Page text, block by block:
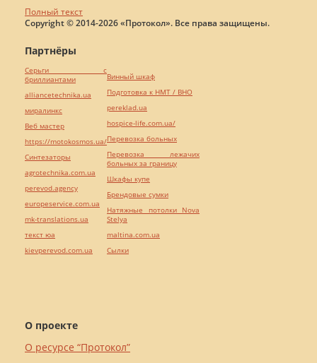
Полный текст
Copyright © 2014-2026 «Протокол». Все права защищены.
О проекте
О ресурсе “Протокол”
Партнёры
Серьги с
бриллиантами
alliancetechnika.ua
миралинкс
Веб мастер
https://motokosmos.ua/
Синтезаторы
agrotechnika.com.ua
perevod.agency
europeservice.com.ua
mk-translations.ua
текст юа
kievperevod.com.ua
Винный шкаф
Подготовка к НМТ / ВНО
pereklad.ua
hospice-life.com.ua/
Перевозка больных
Перевозка лежачих
больных за границу
Шкафы купе
Брендовые сумки
Натяжные потолки Nova
Stelya
maltina.com.ua
Cылки